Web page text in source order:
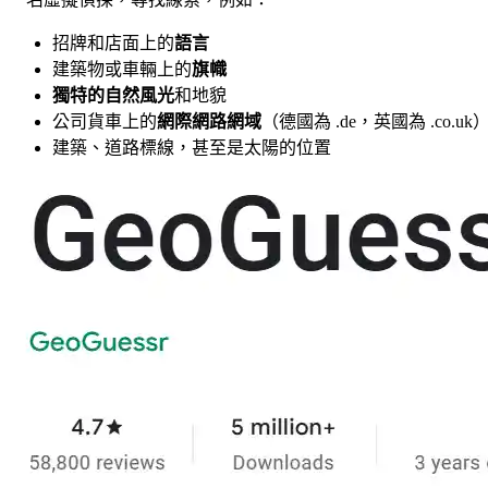
招牌和店面上的語言
建築物或車輛上的旗幟
獨特的自然風光和地貌
公司貨車上的網際網路網域 （德國為 .de，英國為 .co.uk
建築、道路標線，甚至是太陽的位置